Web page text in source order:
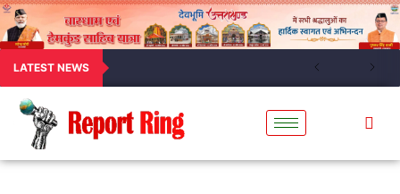
LATEST NEWS